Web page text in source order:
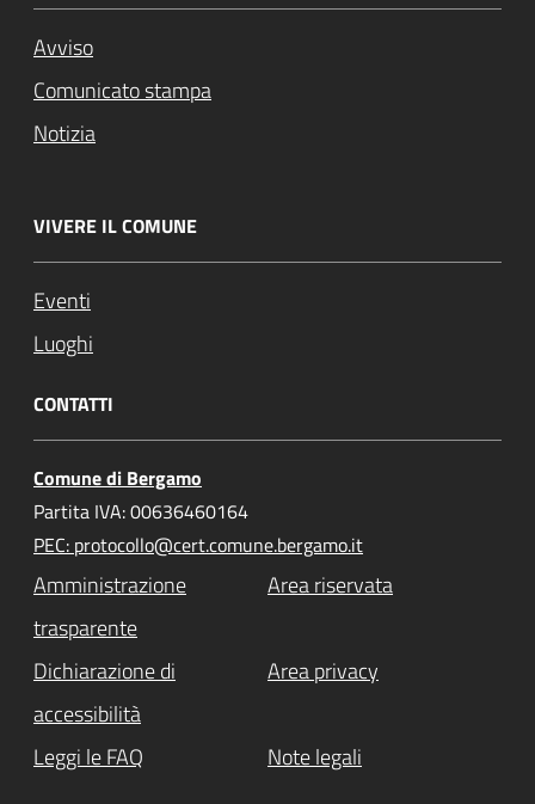
Avviso
Comunicato stampa
Notizia
VIVERE IL COMUNE
Eventi
Luoghi
CONTATTI
Comune di Bergamo
Partita IVA: 00636460164
PEC: protocollo@cert.comune.bergamo.it
Amministrazione
trasparente
Area riservata
Dichiarazione di
accessibilità
Area privacy
Leggi le FAQ Note legali